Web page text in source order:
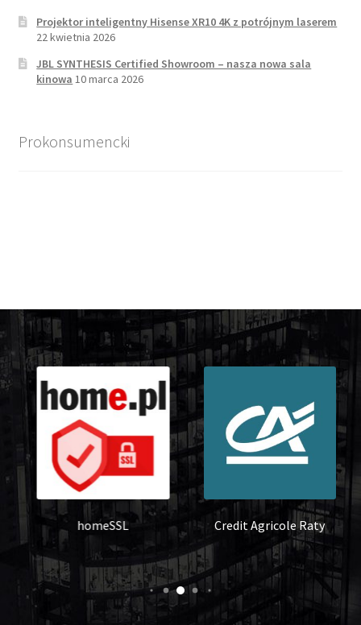
Projektor inteligentny Hisense XR10 4K z potrójnym laserem
22 kwietnia 2026
JBL SYNTHESIS Certified Showroom – nasza nowa sala
kinowa 10 marca 2026
Prokonsumencki
homeSSL Credit Agricole Raty